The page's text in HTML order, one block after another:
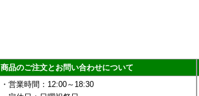
商品のご注文とお問い合わせについて
・営業時間：12:00～18:30